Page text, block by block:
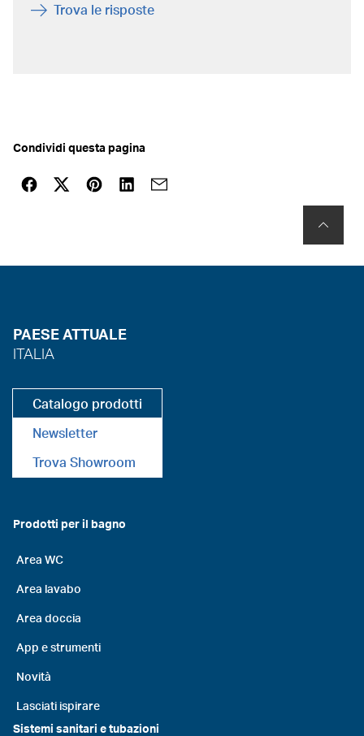
Trova le risposte
Condividi questa pagina
PAESE ATTUALE
ITALIA
Catalogo prodotti
Newsletter
Trova Showroom
Prodotti per il bagno
Area WC
Area lavabo
Area doccia
App e strumenti
Novità
Lasciati ispirare
Sistemi sanitari e tubazioni